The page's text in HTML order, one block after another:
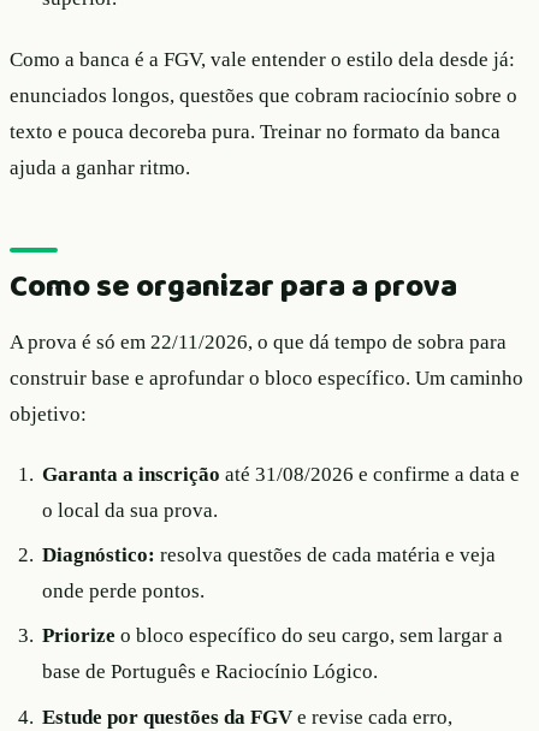
Como a banca é a FGV, vale entender o estilo dela desde já:
enunciados longos, questões que cobram raciocínio sobre o
texto e pouca decoreba pura. Treinar no formato da banca
ajuda a ganhar ritmo.
Como se organizar para a prova
A prova é só em 22/11/2026, o que dá tempo de sobra para
construir base e aprofundar o bloco específico. Um caminho
objetivo:
Garanta a inscrição até 31/08/2026 e confirme a data e
o local da sua prova.
Diagnóstico: resolva questões de cada matéria e veja
onde perde pontos.
Priorize o bloco específico do seu cargo, sem largar a
base de Português e Raciocínio Lógico.
Estude por questões da FGV e revise cada erro,